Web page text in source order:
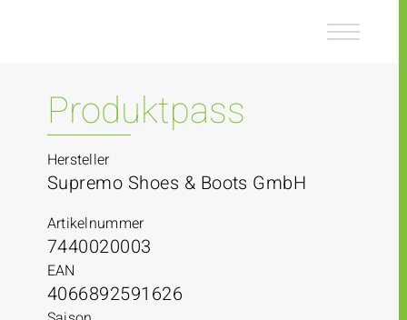
Produktpass
Hersteller
Supremo Shoes & Boots GmbH
Artikelnummer
7440020003
EAN
4066892591626